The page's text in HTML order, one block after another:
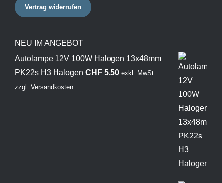
Vertrag widerrufen
NEU IM ANGEBOT
Autolampe 12V 100W Halogen 13x48mm
PK22s H3 Halogen CHF5.50 exkl. MwSt.
zzgl. Versandkosten